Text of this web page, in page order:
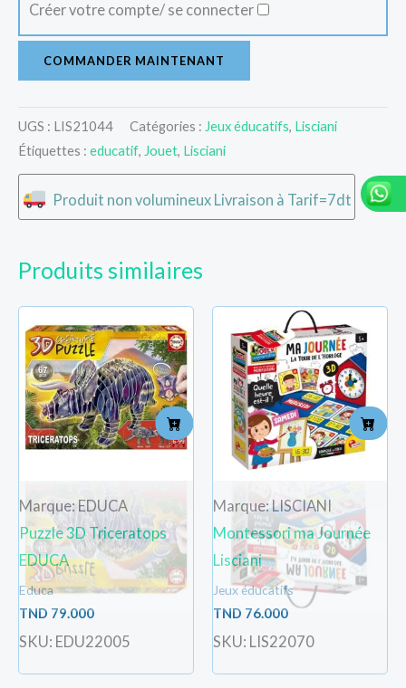
Créer votre compte/ se connecter
COMMANDER MAINTENANT
UGS : LIS21044 Catégories : Jeux éducatifs, Lisciani
Étiquettes : educatif, Jouet, Lisciani
Produit non volumineux Livraison à Tarif=7dt
Produits similaires
Marque: EDUCA
Puzzle 3D Triceratops
EDUCA
Educa
TND 79.000
SKU: EDU22005
Marque: LISCIANI
Montessori ma Journée
Lisciani
Jeux éducatifs
TND 76.000
SKU: LIS22070